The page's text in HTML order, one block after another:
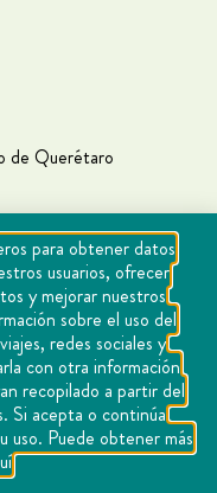
de Querétaro
2021 | v 1.1
para obtener datos
usuarios, ofrecer
y mejorar nuestros
sobre el uso del
redes sociales y
con otra información
recopilado a partir del
Si acepta o continúa
uso. Puede obtener más